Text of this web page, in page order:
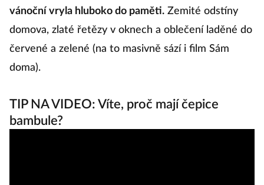
vánoční vryla hluboko do paměti. Zemité odstíny
domova, zlaté řetězy v oknech a oblečení laděné do
červené a zelené (na to masivně sází i film Sám
doma).
TIP NA VIDEO: Víte, proč mají čepice
bambule?